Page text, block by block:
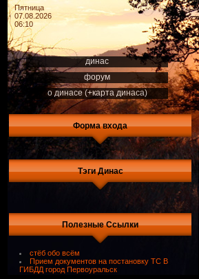
Пятница
07.08.2026
06:10
динас
форум
о динасе (+карта динаса)
Форма входа
Тэги Динас
Полезные Ссылки
стёб обо всём
Прием документов на постановку ТС В
ГИБДД город Первоуральск